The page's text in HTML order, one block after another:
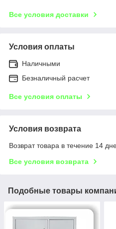
Все условия доставки
Условия оплаты
Наличными
Безналичный расчет
Все условия оплаты
Условия возврата
Возврат товара в течение 14
Все условия возврата
Подобные товары